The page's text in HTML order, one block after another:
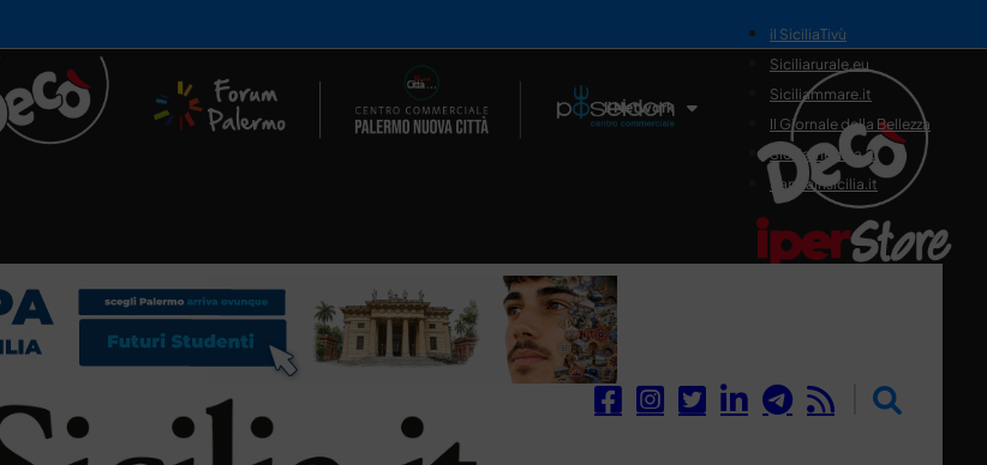
Il Network
il SiciliaTivù
Siciliarurale.eu
Siciliammare.it
Il Giornale della Bellezza
Siciliamedica.it
Sanitainsicilia.it